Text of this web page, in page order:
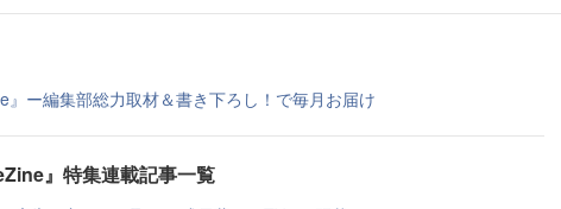
』ー編集部総力取材＆書き下ろし！で毎月お届け
』特集連載記事一覧